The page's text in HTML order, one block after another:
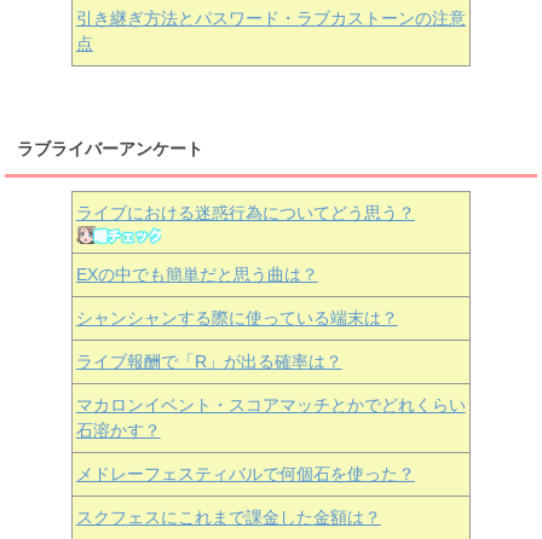
引き継ぎ方法とパスワード・ラブカストーンの注意
点
ラブライバーアンケート
ライブにおける迷惑行為についてどう思う？
EXの中でも簡単だと思う曲は？
シャンシャンする際に使っている端末は？
ライブ報酬で「R」が出る確率は？
マカロンイベント・スコアマッチとかでどれくらい
石溶かす？
メドレーフェスティバルで何個石を使った？
スクフェスにこれまで課金した金額は？